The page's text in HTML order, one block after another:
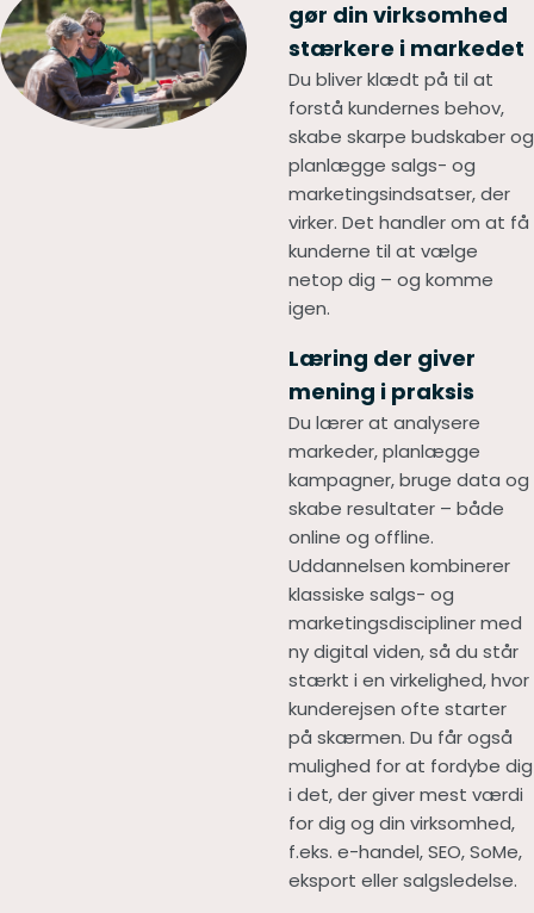
gør din virksomhed
stærkere i markedet
Du bliver klædt på til at
forstå kundernes behov,
skabe skarpe budskaber og
planlægge salgs- og
marketingsindsatser, der
virker. Det handler om at få
kunderne til at vælge
netop dig – og komme
igen.
Læring der giver
mening i praksis
Du lærer at analysere
markeder, planlægge
kampagner, bruge data og
skabe resultater – både
online og offline.
Uddannelsen kombinerer
klassiske salgs- og
marketingsdiscipliner med
ny digital viden, så du står
stærkt i en virkelighed, hvor
kunderejsen ofte starter
på skærmen. Du får også
mulighed for at fordybe dig
i det, der giver mest værdi
for dig og din virksomhed,
f.eks. e-handel, SEO, SoMe,
eksport eller salgsledelse.